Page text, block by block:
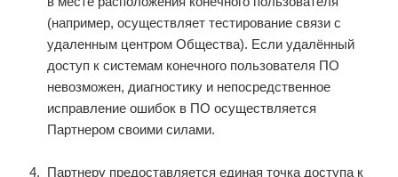
(например, осуществляет тестирование связи с
удаленным центром Общества). Если удалённый
доступ к системам конечного пользователя ПО
невозможен, диагностику и непосредственное
исправление ошибок в ПО осуществляется
Партнером своими силами.
Партнеру предоставляется единая точка доступа к